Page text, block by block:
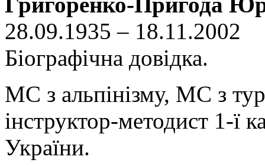
28.09.1935 – 18.11.2002
Біографічна довідка.
МС з альпінізму, МС з
інструктор-методист 1-ї
України.